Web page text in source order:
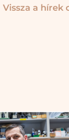
Vissza a hírek